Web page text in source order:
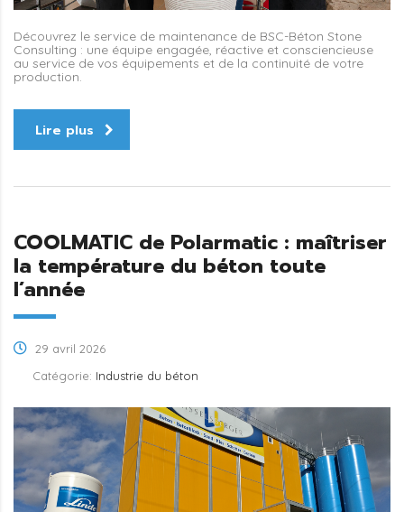
Découvrez le service de maintenance de BSC-Béton Stone
Consulting : une équipe engagée, réactive et consciencieuse
au service de vos équipements et de la continuité de votre
production.
Lire plus
COOLMATIC de Polarmatic : maîtriser
la température du béton toute
l’année
29 avril 2026
Catégorie: Industrie du béton